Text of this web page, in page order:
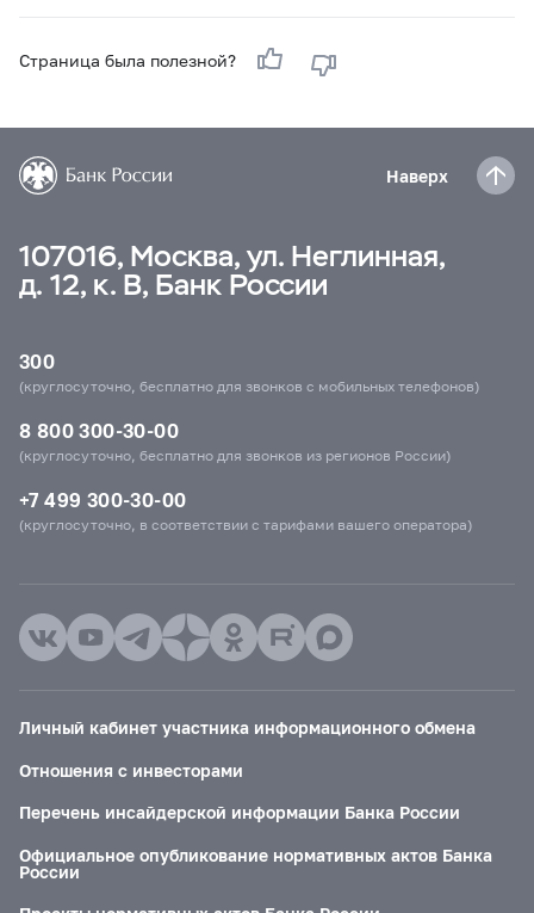
Страница была полезной?
Наверх
107016, Москва, ул. Неглинная,
д. 12, к. В, Банк России
300
(круглосуточно, бесплатно для звонков с мобильных телефонов)
8 800 300-30-00
(круглосуточно, бесплатно для звонков из регионов России)
+7 499 300-30-00
(круглосуточно, в соответствии с тарифами вашего оператора)
Личный кабинет участника информационного обмена
Отношения с инвесторами
Перечень инсайдерской информации Банка России
Официальное опубликование нормативных актов Банка
России